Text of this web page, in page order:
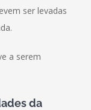
ser levadas
a serem
da